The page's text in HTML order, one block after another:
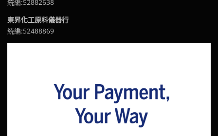
統編:52882638
東昇化工原料儀器行
統編:52488869